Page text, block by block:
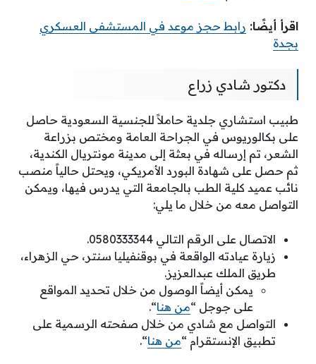
اقرأ أيضًا: رابط حجز موعد في المستشفى العسكري
بجدة
دكتور شادي زراع
طبيب استشاري جلدية حاملاً للجنسية السعودية حاصل
على بكالوريوس في الجراحة العامة ومختص بزراعة
الشعر، تم إرساله في بعثة إلى مدينة مونتريال الكندية،
ثم حصل على شهادة البورد الأمريكي، ويحتل حالياً منصب
نائب عميد كلية الطب بالجامعة التي يدرس فيها، ويمكن
التواصل معه من خلال ما يلي:
الاتصال على الرقم التالي 0580333344.
زيارة عيادته الواقعة في بوقنفيليا سنتر، حي الزهراء،
طريق الملك عبدالعزيز.
يمكن أيضاً الوصول من خلال تحديد المواقع
على جوجل “من هنا“.
التواصل مع شادي من خلال صفحته الرسمية على
تطبيق الإنستقرام “من هنا“.